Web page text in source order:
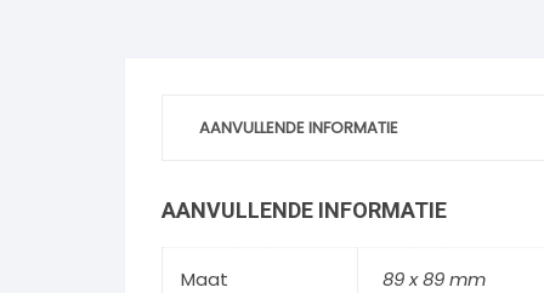
AANVULLENDE INFORMATIE
AANVULLENDE INFORMATIE
Maat 89 x 89 mm